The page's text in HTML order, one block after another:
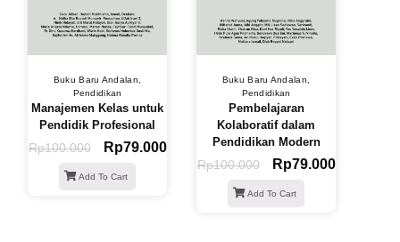
Buku Baru Andalan
Pendidikan
Manajemen Kelas untuk
Pendidik Profesional
Rp100.000 Rp79.000
Add To Cart
Buku Baru Andalan
Pendidikan
Pembelajaran
Kolaboratif dalam
Pendidikan Modern
Rp100.000 Rp79.000
Add To Cart